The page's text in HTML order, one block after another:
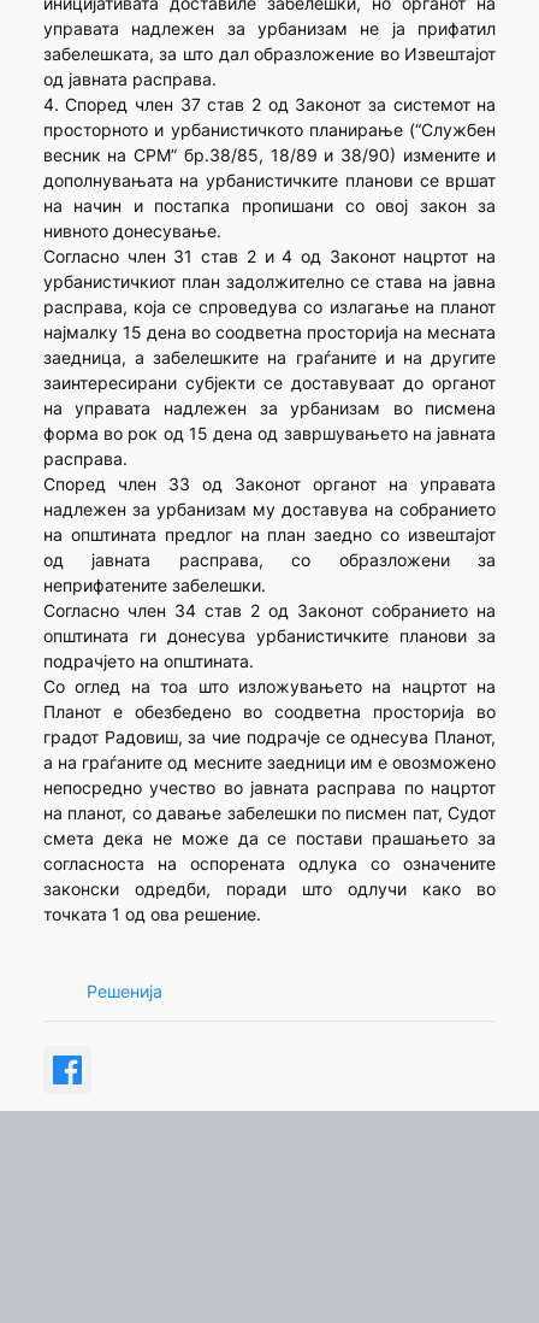
управата надлежен за урбанизам не ја прифатил
забелешката, за што дал образложение во Извештајот
од јавната расправа.
4. Според член 37 став 2 од Законот за системот на
просторното и урбанистичкото планирање (“Службен
весник на СРМ” бр.38/85, 18/89 и 38/90) измените и
дополнувањата на урбанистичките планови се вршат
на начин и постапка пропишани со овој закон за
нивното донесување.
Согласно член 31 став 2 и 4 од Законот нацртот на
урбанистичкиот план задолжително се става на јавна
расправа, која се спроведува со излагање на планот
најмалку 15 дена во соодветна просторија на месната
заедница, а забелешките на граѓаните и на другите
заинтересирани субјекти се доставуваат до органот
на управата надлежен за урбанизам во писмена
форма во рок од 15 дена од завршувањето на јавната
расправа.
Според член 33 од Законот органот на управата
надлежен за урбанизам му доставува на собранието
на општината предлог на план заедно со извештајот
од јавната расправа, со образложени за
неприфатените забелешки.
Согласно член 34 став 2 од Законот собранието на
општината ги донесува урбанистичките планови за
подрачјето на општината.
Со оглед на тоа што изложувањето на нацртот на
Планот е обезбедено во соодветна просторија во
градот Радовиш, за чие подрачје се однесува Планот,
а на граѓаните од месните заедници им е овозможено
непосредно учество во јавната расправа по нацртот
на планот, со давање забелешки по писмен пат, Судот
смета дека не може да се постави прашањето за
согласноста на оспорената одлука со означените
законски одредби, поради што одлучи како во
точката 1 од ова решение.
Решенија